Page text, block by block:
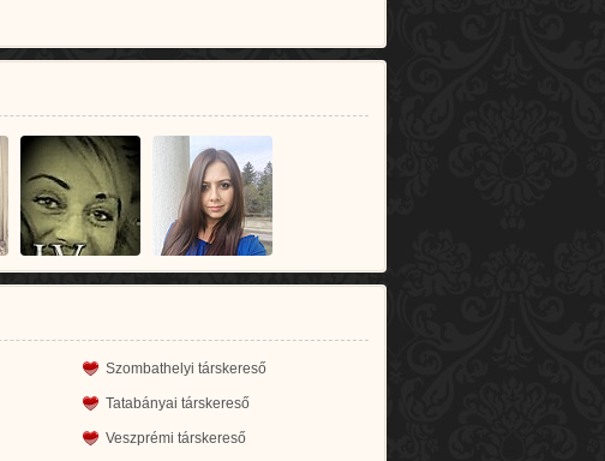
Szombathelyi társkereső
Tatabányai társkereső
Veszprémi társkereső